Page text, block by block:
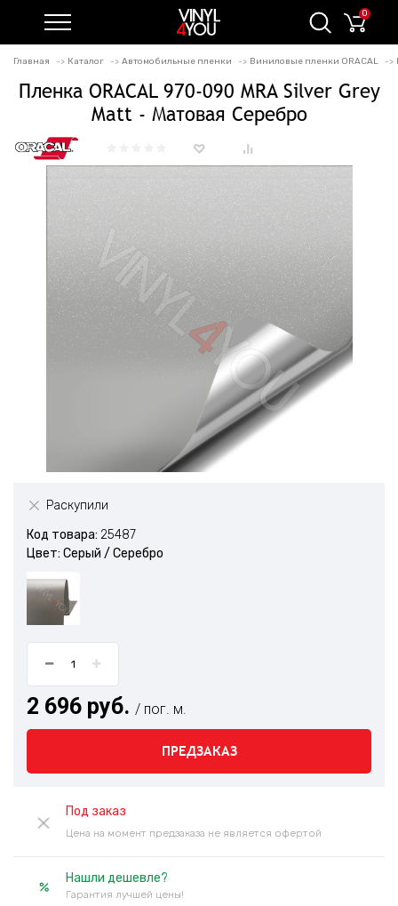
0
Главная Каталог Автомобильные пленки Виниловые пленки ORACAL
Пленка ORACAL 970-090 MRA Silver Grey
Matt - Матовая Серебро
Раскупили
Код товара: 25487
Цвет: Серый / Серебро
2 696 руб. / пог. м.
ПРЕДЗАКАЗ
Под заказ
Цена на момент предзаказа не является офертой
Нашли дешевле?
Гарантия лучшей цены!